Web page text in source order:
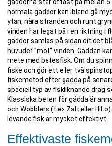
gäddorna står oftast på mellan 5
normala gäddor kan ibland gå
ytan, nära stranden och runt
vinden har legat på i en riktning i
gäddor samlas på sidan dit det
huvudet "mot" vinden. Gäddan
mete med betesfisk. Om du
fiske och gör ett eller två
fiskemetod efter gädda på
speciell typ av fiskliknande drag
Klassiska beten för gädda är
och Wobblers (t.ex Zalt eller
levande fisk är mycket effektivt.
Effektivaste